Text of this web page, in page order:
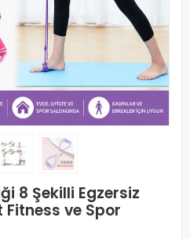
8 Şekilli Egzersiz
Fitness ve Spor